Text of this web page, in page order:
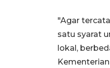
"Agar
satu syarat
lokal,